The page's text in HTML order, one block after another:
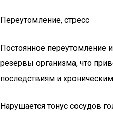
Переутомление, стресс
Постоянное переутомление
резервы организма, что
последствиям и
Нарушается тонус сосудов